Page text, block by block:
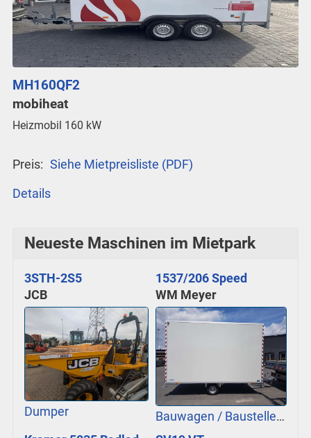
MH160QF2
mobiheat
Heizmobil 160 kW
Preis: Siehe Mietpreisliste (PDF)
Details
Neueste Maschinen im Mietpark
3STH-2S5
JCB
Dumper
1537/206 Speed
WM Meyer
Bauwagen / Baustellenbedarf